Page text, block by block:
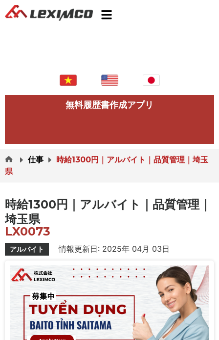
無料履歴書作成アプリ
仕事
時給1300円｜アルバイト｜品質管理｜埼玉
県
時給1300円｜アルバイト｜品質管理｜
埼玉県
LX0073
アルバイト 情報更新日: 2025年 04月 03日